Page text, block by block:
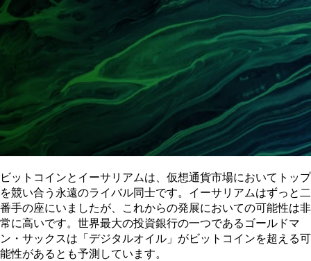
ビットコインとイーサリアムは、仮想通貨市場においてトップ
を競い合う永遠のライバル同士です。イーサリアムはずっと二
番手の座にいましたが、これからの発展においての可能性は非
常に高いです。世界最大の投資銀行の一つであるゴールドマ
ン・サックスは「デジタルオイル」がビットコインを超える可
能性があるとも予測しています。